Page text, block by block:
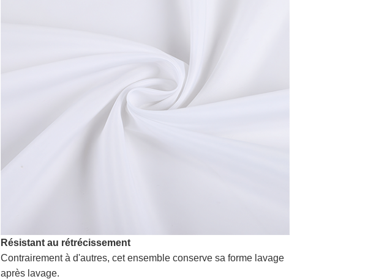
Résistant au rétrécissement
Contrairement à d'autres, cet ensemble conserve sa forme lavage
après lavage.